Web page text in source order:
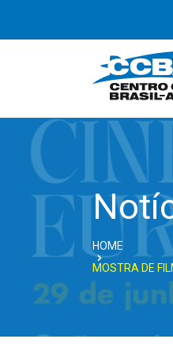
HOME
MOSTRA DE